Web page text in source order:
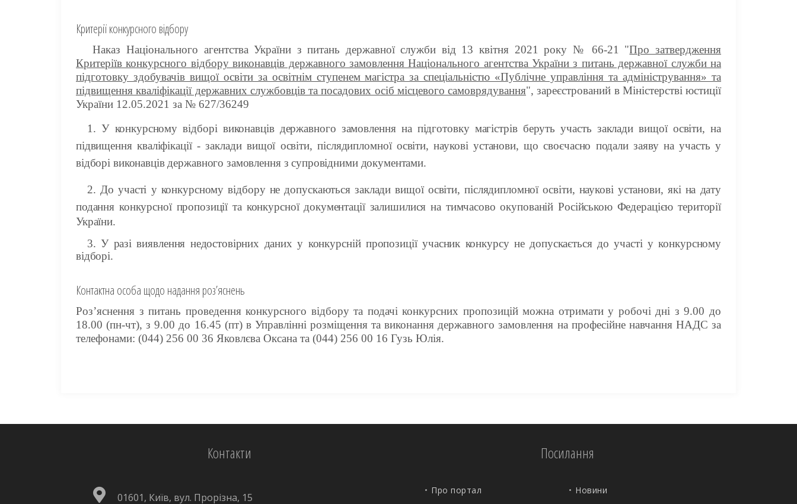
Критерії конкурсного відбору
Наказ Національного агентства України з питань державної служби від 13 квітня 2021 року № 66-21 "Про затвердження
Критеріїв конкурсного відбору виконавців державного замовлення Національного агентства України з питань державної служби на
підготовку здобувачів вищої освіти за освітнім ступенем магістра за спеціальністю «Публічне управління та адміністрування» та
підвищення кваліфікації державних службовців та посадових осіб місцевого самоврядування", зареєстрований в Міністерстві юстиції
України 12.05.2021 за № 627/36249
1.У конкурсному відборі виконавців державного замовлення на підготовку магістрів беруть участь заклади вищої освіти, на
підвищення кваліфікації - заклади вищої освіти, післядипломної освіти, наукові установи, що своєчасно подали заяву на участь у
відборі виконавців державного замовлення з супровідними документами.
2. До участі у конкурсному відбору не допускаються заклади вищої освіти, післядипломної освіти, наукові установи, які на дату
подання конкурсної пропозиції та конкурсної документації залишилися на тимчасово окупованій Російською Федерацією території
України.
3.У разі виявлення недостовірних даних у конкурсній пропозиції учасник конкурсу не допускається до участі у конкурсному
відборі.
Контактна особа щодо надання роз’яснень
Роз’яснення з питань проведення конкурсного відбору та подачі конкурсних пропозицій можна отримати у робочі дні з 9.00 до
18.00 (пн-чт), з 9.00 до 16.45 (пт) в Управлінні розміщення та виконання державного замовлення на професійне навчання НАДС за
телефонами: (044) 256 00 36 Яковлєва Оксана та (044) 256 00 16 Гузь Юлія.
Контакти
01601, Київ, вул. Прорізна, 15
Посилання
Про портал
Новини